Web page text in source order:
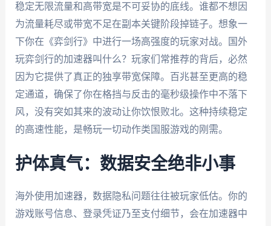
稳定无限流量和高带宽是不可妥协的底线。谁都不想因
为流量耗尽或带宽不足在副本关键阶段掉链子。想象一
下你在《弈剑行》中进行一场高强度的玩家对战。国外
玩弈剑行的加速器叫什么？玩家们常推荐的背后，必然
因为它提供了真正的独享带宽保障。百兆甚至更高的稳
定通道，确保了你在格挡与反击的毫秒级操作中不落下
风，没有突如其来的波动让你饮恨败北。这种持续稳定
的高速性能，是畅玩一切动作类国服游戏的刚需。
护体真气：数据安全绝非小事
海外使用加速器，数据隐私问题往往被玩家低估。你的
游戏账号信息、登录凭证乃至支付细节，会在加速器中